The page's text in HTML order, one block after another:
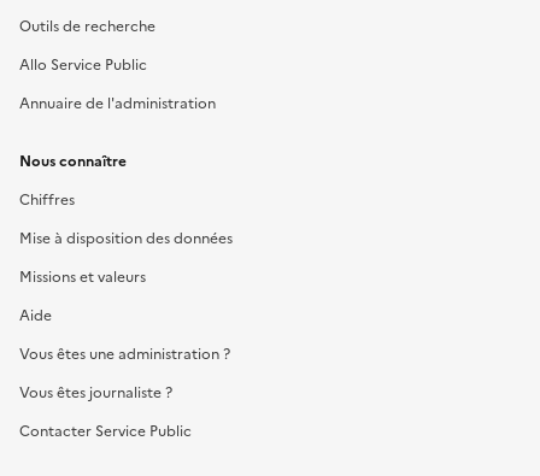
Outils de recherche
Allo Service Public
Annuaire de l'administration
Nous connaître
Chiffres
Mise à disposition des données
Missions et valeurs
Aide
Vous êtes une administration ?
Vous êtes journaliste ?
Contacter Service Public